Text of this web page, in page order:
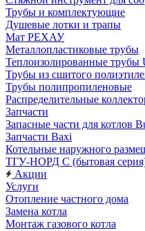
Трубы и комплектующие
Душевые лотки и трапы
Мат РЕХАУ
Металлопластиковые трубы
Теплоизолированные
Трубы из сшитого
Трубы полипропиленовые
Распределительные
Запчасти
Запасные части для котлов
Запчасти Baxi
Котельные наружного
ТГУ-НОРД С (бытовая
Акции
Услуги
Отопление частного дома
Замена котла
Монтаж газового котла